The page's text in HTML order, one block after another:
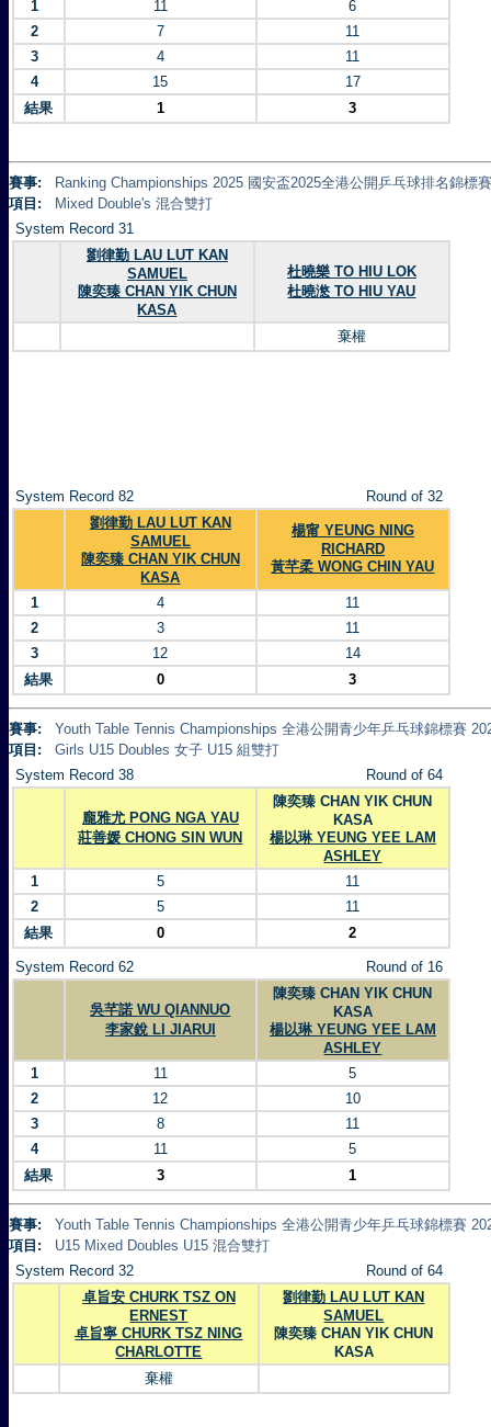
1 11
6
2
7
11
3
4
11
4
15
17
結果
1 3
賽事:
Ranking Championships 2025 國安盃2025全港公開乒乓球排名錦標
項目:
Mixed Double's 混合雙打
System Record 31
劉律勤 LAU LUT KAN
SAMUEL
陳奕臻 CHAN YIK CHUN
KASA
杜曉樂 TO HIU LOK
杜曉滺 TO HIU YAU
棄權
System Record 82
Round of 32
劉律勤 LAU LUT KAN
SAMUEL
陳奕臻 CHAN YIK CHUN
KASA
楊甯 YEUNG NING
RICHARD
黃芊柔 WONG CHIN YAU
1 4
11
2
3
11
3
12
14
結果
0 3
賽事:
Youth Table Tennis Championships 全港公開青少年乒乓球錦標賽
項目:
Girls U15 Doubles 女子 U15 組雙打
System Record 38
Round of 64
龐雅尤 PONG NGA YAU
莊善媛 CHONG SIN WUN
陳奕臻 CHAN YIK CHUN
KASA
楊以琳 YEUNG YEE LAM
ASHLEY
1
5
11
2
5
11
結果
0 2
System Record 62 Round of 16
吳芊諾 WU QIANNUO
李家銳 LI JIARUI
陳奕臻 CHAN YIK CHUN
KASA
楊以琳 YEUNG YEE LAM
ASHLEY
1
11
5
2
12
10
3
8
11
4
11
5
結果
3 1
賽事:
Youth Table Tennis Championships 全港公開青少年乒乓球錦標賽
項目:
U15 Mixed Doubles U15 混合雙打
System Record 32
Round of 64
卓旨安 CHURK TSZ ON
ERNEST
卓旨寧 CHURK TSZ NING
CHARLOTTE
劉律勤 LAU LUT KAN
SAMUEL
陳奕臻 CHAN YIK CHUN
KASA
棄權